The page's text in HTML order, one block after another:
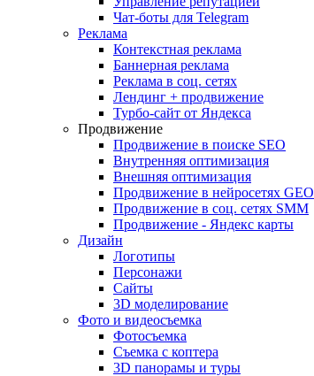
Чат-боты для Telegram
Реклама
Контекстная реклама
Баннерная реклама
Реклама в соц. сетях
Лендинг + продвижение
Турбо-сайт от Яндекса
Продвижение
Продвижение в поиске SEO
Внутренняя оптимизация
Внешняя оптимизация
Продвижение в нейросетях GEO
Продвижение в соц. сетях SMM
Продвижение - Яндекс карты
Дизайн
Логотипы
Персонажи
Сайты
3D моделирование
Фото и видеосъемка
Фотосъемка
Съемка с коптера
3D панорамы и туры